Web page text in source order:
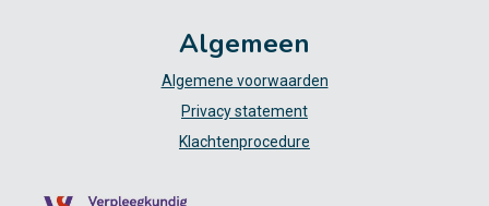
Algemeen
Algemene voorwaarden
Privacy statement
Klachtenprocedure